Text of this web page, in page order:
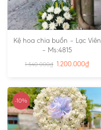
Kệ hoa chia buồn – Lạc Viên
– Ms:4815
1.540.000₫ 1.200.000₫
-10%